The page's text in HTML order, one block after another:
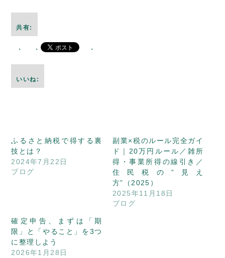
共有:
いいね:
ふるさと納税で得する裏
技とは？
2024年7月22日
ブログ
副業×税のルール完全ガイ
ド｜20万円ルール／雑所
得・事業所得の線引き／
住民税の“見え
方”（2025）
2025年11月18日
ブログ
確定申告、まずは「期
限」と「やること」を3つ
に整理しよう
2026年1月28日